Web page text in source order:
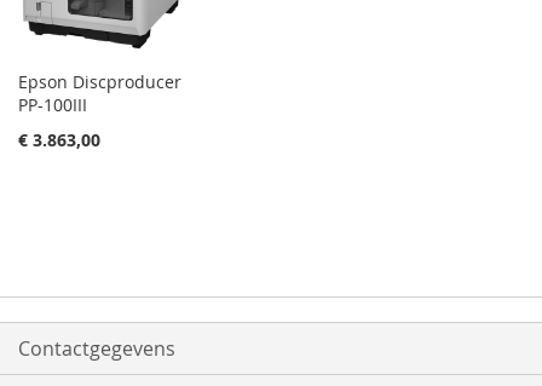
Epson Discproducer
PP-100III
€ 3.863,00
Contactgegevens